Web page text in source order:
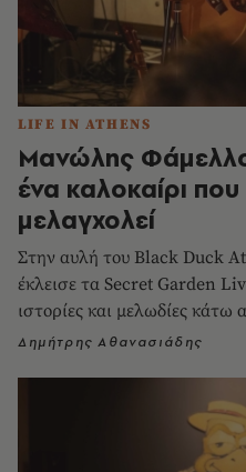
LIFE IN ATHENS
Μανώλης
ένα καλοκαίρι που
μελαγχολεί
Στην αυλή του Black Duck
έκλεισε τα Secret Garden
ιστορίες και μελωδίες
Δημήτρης Αθανασιάδης